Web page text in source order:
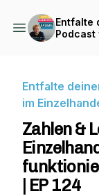
Entfalte
Podcast
Entfalte
im
Zahlen &
| EP 124